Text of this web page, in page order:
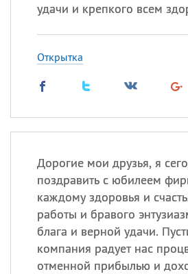
удачи и крепкого всем
Открытка
Дорогие мои друзья, я
поздравить с юбилеем
каждому здоровья и
работы и бравого
блага и верной удачи.
компания радует нас
отменной прибылью и